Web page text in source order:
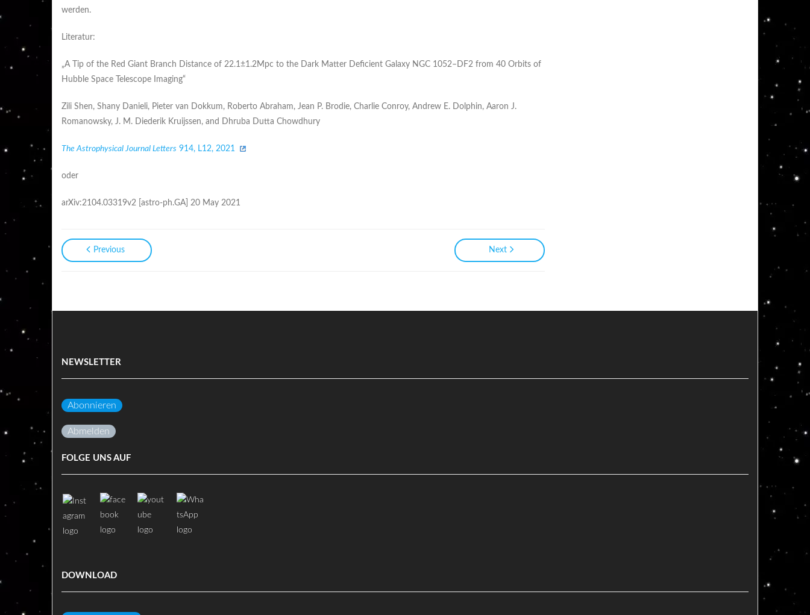
werden.
Literatur:
„A Tip of the Red Giant Branch Distance of 22.1±1.2Mpc to the Dark Matter Deficient Galaxy NGC 1052–DF2 from 40 Orbits of
Hubble Space Telescope Imaging“
Zili Shen, Shany Danieli, Pieter van Dokkum, Roberto Abraham, Jean P. Brodie, Charlie Conroy, Andrew E. Dolphin, Aaron J.
Romanowsky, J. M. Diederik Kruijssen, and Dhruba Dutta Chowdhury
The Astrophysical Journal Letters 914, L12, 2021
oder
arXiv:2104.03319v2 [astro-ph.GA] 20 May 2021
Previous Next
NEWSLETTER
Abonnieren
Abmelden
FOLGE UNS AUF
DOWNLOAD